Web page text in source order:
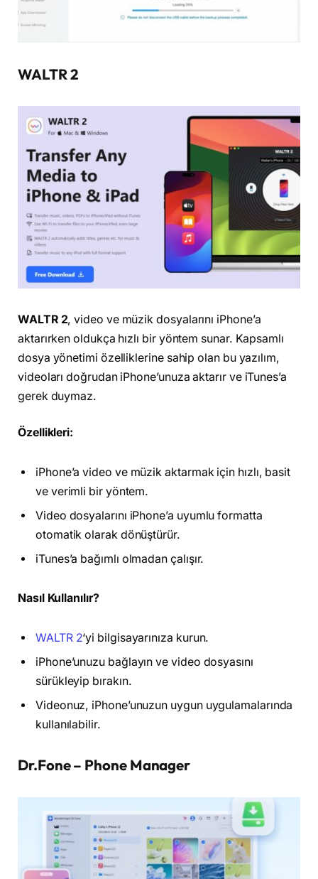
WALTR 2
WALTR 2, video ve müzik dosyalarını iPhone’a
aktarırken oldukça hızlı bir yöntem sunar. Kapsamlı
dosya yönetimi özelliklerine sahip olan bu yazılım,
videoları doğrudan iPhone’unuza aktarır ve iTunes’a
gerek duymaz.
Özellikleri:
iPhone’a video ve müzik aktarmak için hızlı, basit
ve verimli bir yöntem.
Video dosyalarını iPhone’a uyumlu formatta
otomatik olarak dönüştürür.
iTunes’a bağımlı olmadan çalışır.
Nasıl Kullanılır?
WALTR 2‘yi bilgisayarınıza kurun.
iPhone’unuzu bağlayın ve video dosyasını
sürükleyip bırakın.
Videonuz, iPhone’unuzun uygun uygulamalarında
kullanılabilir.
Dr.Fone – Phone Manager